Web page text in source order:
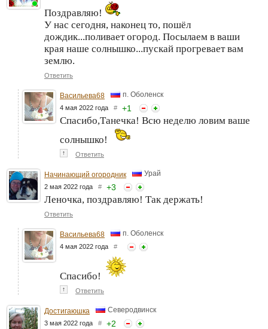
Поздравляю!
У нас сегодня, наконец то, пошёл
дождик...поливает огород. Посылаем в ваши
края наше солнышко...пускай прогревает вам
землю.
Ответить
Васильева68 п. Оболенск
4 мая 2022 года # +1
Спасибо,Танечка! Всю неделю ловим ваше
солнышко!
↑ Ответить
Начинающий огородник Урай
2 мая 2022 года # +3
Леночка, поздравляю! Так держать!
Ответить
Васильева68 п. Оболенск
4 мая 2022 года #
Спасибо!
↑ Ответить
Достигаюшка Северодвинск
3 мая 2022 года # +2